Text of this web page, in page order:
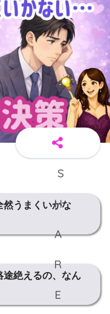
然うまくいかな
途絶えるの、なん